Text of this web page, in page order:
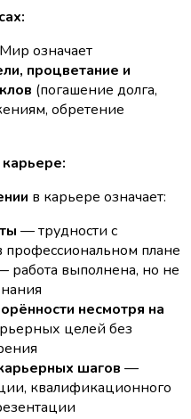
означает
процветание и
(погашение долга,
обретение
в карьере означает:
— трудности с
профессиональном плане
работа выполнена, но не
несмотря на
целей без
шагов —
квалификационного